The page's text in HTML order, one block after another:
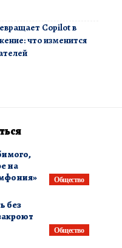
Copilot в
что изменится
Общество
на
Общество
без